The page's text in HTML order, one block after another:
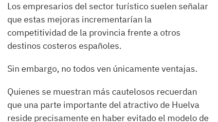
Los empresarios del sector turístico suelen señalar
que estas mejoras incrementarían la
competitividad de la provincia frente a otros
destinos costeros españoles.
Sin embargo, no todos ven únicamente ventajas.
Quienes se muestran más cautelosos recuerdan
que una parte importante del atractivo de Huelva
reside precisamente en haber evitado el modelo de